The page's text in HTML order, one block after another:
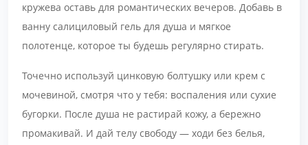
кружева оставь для романтических вечеров. Добавь в
ванну салициловый гель для душа и мягкое
полотенце, которое ты будешь регулярно стирать.
Точечно используй цинковую болтушку или крем с
мочевиной, смотря что у тебя: воспаления или сухие
бугорки. После душа не растирай кожу, а бережно
промакивай. И дай телу свободу — ходи без белья,